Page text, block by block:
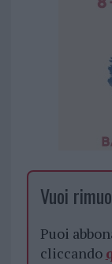
Vuoi
Puoi
cliccando